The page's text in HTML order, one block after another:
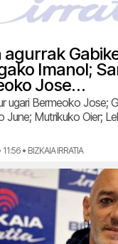
agurrak
Imanol;
Jose…
ugari Bermeoko Jose;
June; Mutrikuko Oier;
• BIZKAIA IRRATIA